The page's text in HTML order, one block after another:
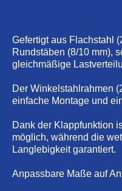
Gefertigt aus Flachstahl
Rundstäben (8/10 mm),
gleichmäßige
Der Winkelstahlrahmen
einfache Montage und
Dank der Klappfunktion
möglich, während die
Langlebigkeit garantiert.
Anpassbare Maße auf